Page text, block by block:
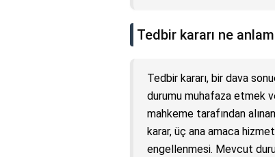
Tedbir kararı ne
Tedbir kararı, bir dava
durumu muhafaza etmek
mahkeme tarafından
karar, üç ana amaca
engellenmesi. Mevcut